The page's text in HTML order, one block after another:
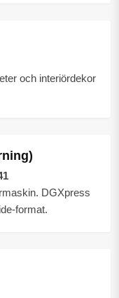
och interiördekor
DGXpress
format.